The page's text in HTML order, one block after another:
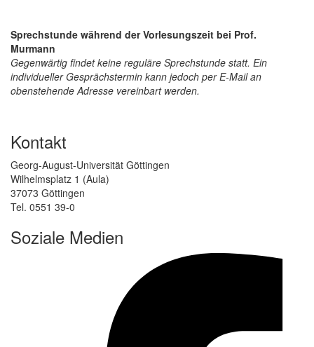
Sprechstunde während der Vorlesungszeit bei Prof.
Murmann
Gegenwärtig findet keine reguläre Sprechstunde statt. Ein
individueller Gesprächstermin kann jedoch per E-Mail an
obenstehende Adresse vereinbart werden.
Kontakt
Georg-August-Universität Göttingen
Wilhelmsplatz 1 (Aula)
37073 Göttingen
Tel. 0551 39-0
Soziale Medien